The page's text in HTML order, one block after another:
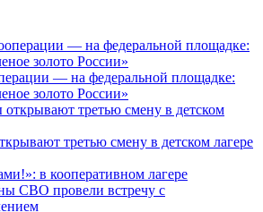
— на федеральной площадке:
золото России»
третью смену в детском лагере